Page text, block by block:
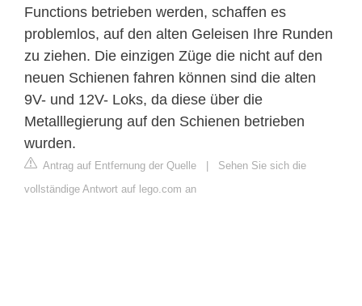
Functions betrieben werden, schaffen es
problemlos, auf den alten Geleisen Ihre Runden
zu ziehen. Die einzigen Züge die nicht auf den
neuen Schienen fahren können sind die alten
9V- und 12V- Loks, da diese über die
Metalllegierung auf den Schienen betrieben
wurden.
Antrag auf Entfernung der Quelle
Sehen Sie sich die
vollständige Antwort auf lego.com an